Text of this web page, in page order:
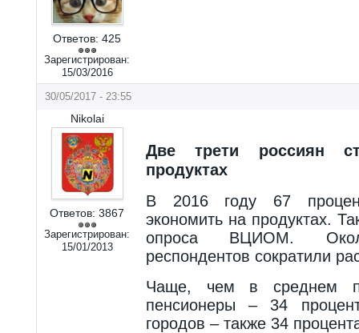
Ответов: 425
Зарегистрирован:
15/03/2016
30/05/2017 - 23:55
Nikolai
Ответов: 3867
Зарегистрирован:
15/01/2013
Две трети россиян
продуктах
В 2016 году 67
экономить на продуктах.
опроса ВЦИОМ.
респондентов сократили
Чаще, чем в среднем
пенсионеры – 34
городов – также 34